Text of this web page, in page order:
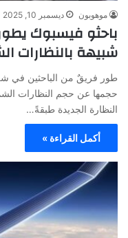
موهوبون ديسمبر 10, 2025
باحثو فيسبوك
شبيهة بالنظارات
طور فريقٌ من الباحثين في
حجمها عن حجم النظارات
النظارة الجديدة طبقةً…
أكمل القراءة »